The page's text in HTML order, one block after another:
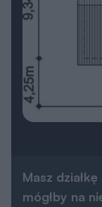
Masz
mógłby na